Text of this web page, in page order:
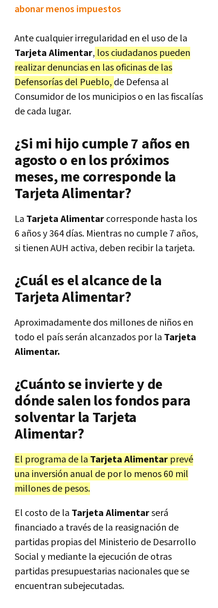
abonar menos impuestos
Ante cualquier irregularidad en el uso de la
Tarjeta Alimentar, los ciudadanos pueden
realizar denuncias en las oficinas de las
Defensorías del Pueblo, de Defensa al
Consumidor de los municipios o en las fiscalías
de cada lugar.
¿Si mi hijo cumple 7 años en
agosto o en los próximos
meses, me corresponde la
Tarjeta Alimentar?
La Tarjeta Alimentarcorresponde hasta los
6 años y 364 días. Mientras no cumple 7 años,
si tienen AUH activa, deben recibir la tarjeta.
¿Cuál es el alcance de la
Tarjeta Alimentar?
Aproximadamente dos millones de niños en
todo el país serán alcanzados por la Tarjeta
Alimentar.
¿Cuánto se invierte y de
dónde salen los fondos para
solventar la Tarjeta
Alimentar?
El programa de la Tarjeta Alimentar prevé
una inversión anual de por lo menos 60 mil
millones de pesos.
El costo de la Tarjeta Alimentarserá
financiado a través de la reasignación de
partidas propias del Ministerio de Desarrollo
Social y mediante la ejecución de otras
partidas presupuestarias nacionales que se
encuentran subejecutadas.